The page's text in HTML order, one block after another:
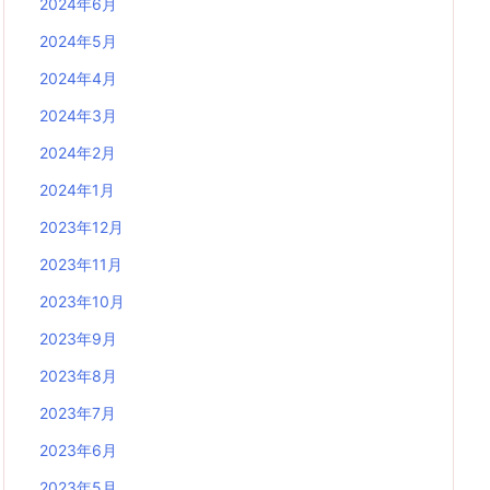
2024年6月
2024年5月
2024年4月
2024年3月
2024年2月
2024年1月
2023年12月
2023年11月
2023年10月
2023年9月
2023年8月
2023年7月
2023年6月